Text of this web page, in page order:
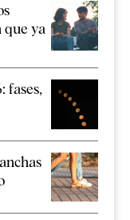
que ya
fases,